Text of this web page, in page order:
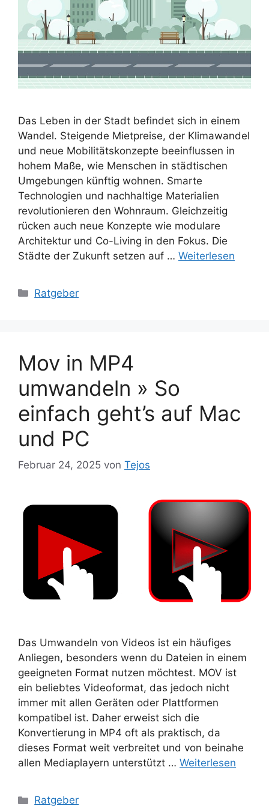
Das Leben in der Stadt befindet sich in einem
Wandel. Steigende Mietpreise, der Klimawandel
und neue Mobilitätskonzepte beeinflussen in
hohem Maße, wie Menschen in städtischen
Umgebungen künftig wohnen. Smarte
Technologien und nachhaltige Materialien
revolutionieren den Wohnraum. Gleichzeitig
rücken auch neue Konzepte wie modulare
Architektur und Co-Living in den Fokus. Die
Städte der Zukunft setzen auf … Weiterlesen
Kategorien
Ratgeber
Mov in MP4
umwandeln » So
einfach geht’s auf Mac
und PC
Februar 24, 2025 von Tejos
Das Umwandeln von Videos ist ein häufiges
Anliegen, besonders wenn du Dateien in einem
geeigneten Format nutzen möchtest. MOV ist
ein beliebtes Videoformat, das jedoch nicht
immer mit allen Geräten oder Plattformen
kompatibel ist. Daher erweist sich die
Konvertierung in MP4 oft als praktisch, da
dieses Format weit verbreitet und von beinahe
allen Mediaplayern unterstützt … Weiterlesen
Kategorien
Ratgeber